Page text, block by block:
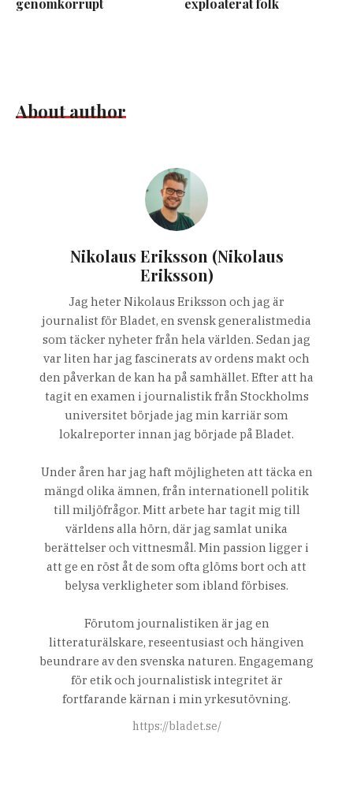
genomkorrupt exploaterat folk
About author
Nikolaus Eriksson (Nikolaus
Eriksson)
Jag heter Nikolaus Eriksson och jag är
journalist för Bladet, en svensk generalistmedia
som täcker nyheter från hela världen. Sedan jag
var liten har jag fascinerats av ordens makt och
den påverkan de kan ha på samhället. Efter att ha
tagit en examen i journalistik från Stockholms
universitet började jag min karriär som
lokalreporter innan jag började på Bladet.
Under åren har jag haft möjligheten att täcka en
mängd olika ämnen, från internationell politik
till miljöfrågor. Mitt arbete har tagit mig till
världens alla hörn, där jag samlat unika
berättelser och vittnesmål. Min passion ligger i
att ge en röst åt de som ofta glöms bort och att
belysa verkligheter som ibland förbises.
Förutom journalistiken är jag en
litteraturälskare, reseentusiast och hängiven
beundrare av den svenska naturen. Engagemang
för etik och journalistisk integritet är
fortfarande kärnan i min yrkesutövning.
https://bladet.se/